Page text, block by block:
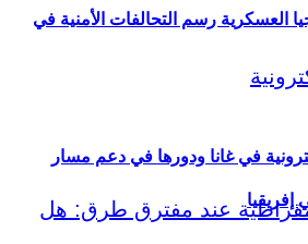
العسكرية رسم التحالفات الأمنية في
في غانا ودورها في دعم مسار
إفريقيا